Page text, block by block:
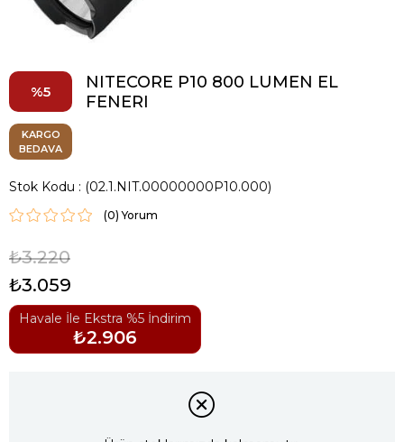
5
NITECORE P10 800 LUMEN EL
FENERI
KARGO
BEDAVA
Stok Kodu (02.1.NIT.00000000P10.000)
(0)
₺3.220
₺3.059
Havale İle Ekstra %5 İndirim
₺2.906